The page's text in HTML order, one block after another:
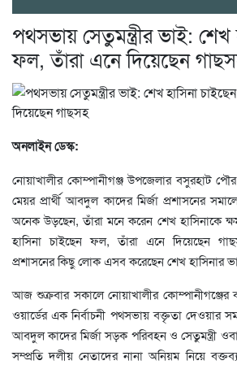
পথসভায় সেতুমন্ত্রীর ভাই: শেখ
ফল, তাঁরা এনে দিয়েছেন
অনলাইন ডেস্ক:
নোয়াখালীর কোম্পানীগঞ্জ উপজেলার বসুরহাট পৌর
মেয়র প্রার্থী আবদুল কাদের মির্জা প্রশাসনের
অনেক উড়ছেন, তাঁরা মনে করেন শেখ হাসিনাকে
হাসিনা চাইছেন ফল, তাঁরা এনে দিয়েছেন
প্রশাসনের কিছু লোক এসব করেছেন শেখ হাসিনার
আজ শুক্রবার সকালে নোয়াখালীর কোম্পানীগঞ্জের
ওয়ার্ডের এক নির্বাচনী পথসভায় বক্তৃতা দেওয়ার
আবদুল কাদের মির্জা সড়ক পরিবহন ও সেতুমন্ত্রী
সম্প্রতি দলীয় নেতাদের নানা অনিয়ম নিয়ে